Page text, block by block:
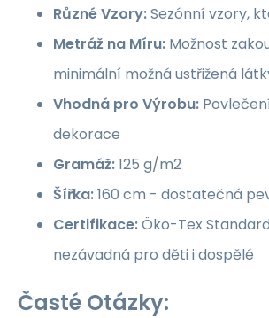
Různé Vzory:Sezónní vzory,
Metráž na Míru: Možnost
minimální možná ustřižená
Vhodná pro Výrobu:
dekorace
Gramáž:125 g/m2
Šířka:160 cm - dostatečná
Certifikace:Öko-Tex
nezávadná pro děti i dospělé
Časté Otázky: